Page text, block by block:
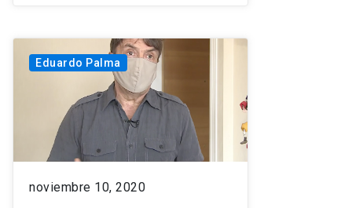
Eduardo Palma
noviembre 10, 2020